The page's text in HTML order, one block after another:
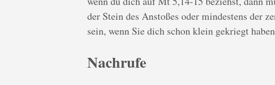
der Stein des Anstoßes oder mindestens der
sein, wenn Sie dich schon klein gekriegt
Nachrufe